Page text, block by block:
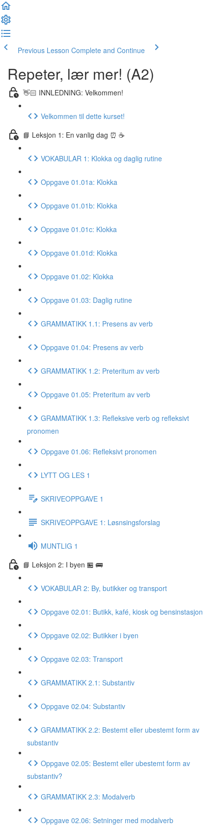
Previous Lesson Complete and Continue
Repeter, lær mer! (A2)
👋🏻 INNLEDNING: Velkommen!
Velkommen til dette kurset!
📘 Leksjon 1: En vanlig dag ⏰ ☕️
VOKABULAR 1: Klokka og daglig rutine
Oppgave 01.01a: Klokka
Oppgave 01.01b: Klokka
Oppgave 01.01c: Klokka
Oppgave 01.01d: Klokka
Oppgave 01.02: Klokka
Oppgave 01.03: Daglig rutine
GRAMMATIKK 1.1: Presens av verb
Oppgave 01.04: Presens av verb
GRAMMATIKK 1.2: Preteritum av verb
Oppgave 01.05: Preteritum av verb
GRAMMATIKK 1.3: Refleksive verb og refleksivt
pronomen
Oppgave 01.06: Refleksivt pronomen
LYTT OG LES 1
SKRIVEOPPGAVE 1
SKRIVEOPPGAVE 1: Løsnsingsforslag
MUNTLIG 1
📘 Leksjon 2: I byen 🏪 🚌
VOKABULAR 2: By, butikker og transport
Oppgave 02.01: Butikk, kafé, kiosk og bensinstasjon
Oppgave 02.02: Butikker i byen
Oppgave 02.03: Transport
GRAMMATIKK 2.1: Substantiv
Oppgave 02.04: Substantiv
GRAMMATIKK 2.2: Bestemt eller ubestemt form av
substantiv
Oppgave 02.05: Bestemt eller ubestemt form av
substantiv?
GRAMMATIKK 2.3: Modalverb
Oppgave 02.06: Setninger med modalverb